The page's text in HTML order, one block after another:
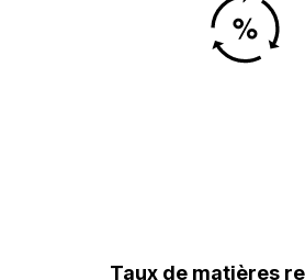
Taux de matières